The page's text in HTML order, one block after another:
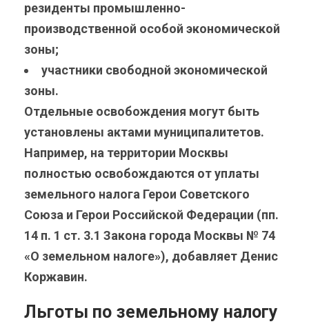
резиденты промышленно-
производственной особой экономической
зоны;
участники свободной экономической
зоны.
Отдельные освобождения могут быть
установлены актами муниципалитетов.
Например, на территории Москвы
полностью освобождаются от уплаты
земельного налога Герои Советского
Союза и Герои Российской Федерации (пп.
14 п. 1 ст. 3.1 Закона города Москвы № 74
«О земельном налоге»), добавляет Денис
Коржавин.
Льготы по земельному налогу